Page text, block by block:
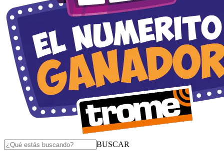
BUSCAR